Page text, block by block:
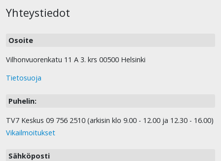
Yhteystiedot
Osoite
Vilhonvuorenkatu 11 A 3. krs 00500 Helsinki
Tietosuoja
Puhelin:
TV7 Keskus 09 756 2510 (arkisin klo 9.00 - 12.00 ja 12.30 - 16.00)
Vikailmoitukset
Sähköposti